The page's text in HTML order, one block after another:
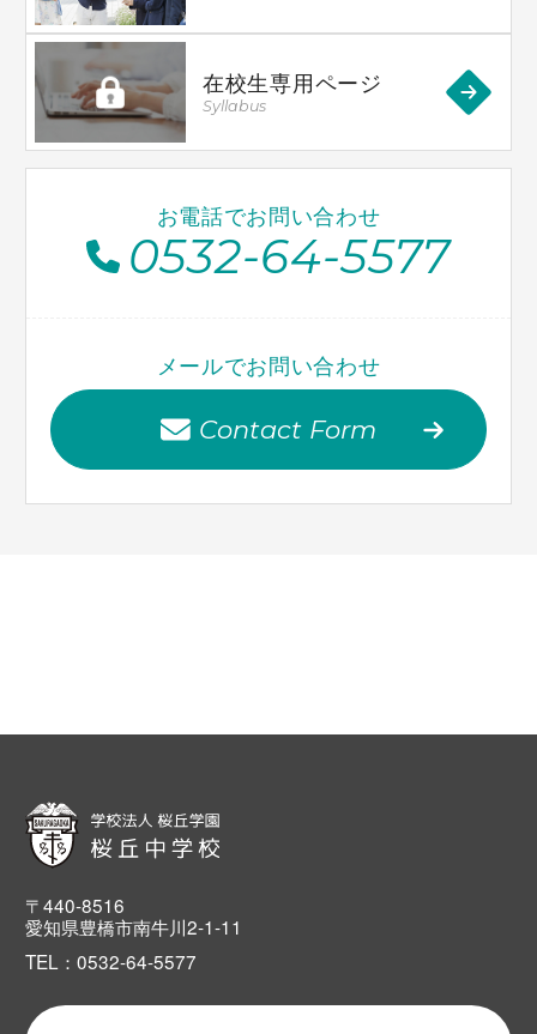
在校生専用ページ
Syllabus
お電話でお問い合わせ
0532-64-5577
メールでお問い合わせ
Contact Form
〒440-8516
愛知県豊橋市南牛川2-1-11
TEL：0532-64-5577